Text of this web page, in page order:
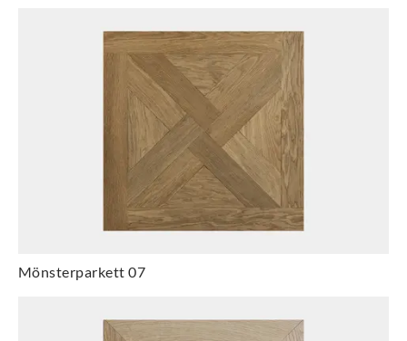
Mönsterparkett 07